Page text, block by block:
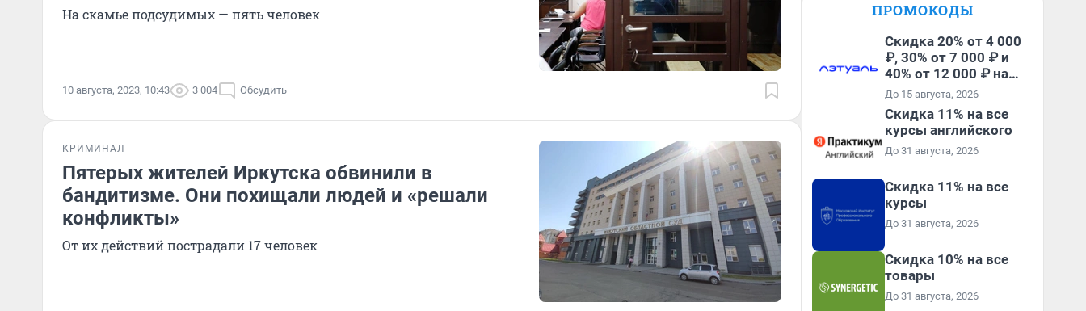
На скамье подсудимых — пять человек
10 августа, 2023, 10:43 3 004 Обсудить
КРИМИНАЛ
Пятерых жителей Иркутска обвинили в
бандитизме. Они похищали людей и «решали
конфликты»
От их действий пострадали 17 человек
ПРОМОКОДЫ
Скидка 20% от 4 000
₽, 30% от 7 000 ₽ и
40% от 12 000 ₽ на
первый и все
повторные заказы по
промокоду ТРЕНД
До 15 августа, 2026
Скидка 11% на все
курсы английского
До 31 августа, 2026
Скидка 11% на все
курсы
До 31 августа, 2026
Скидка 10% на все
товары
До 31 августа, 2026